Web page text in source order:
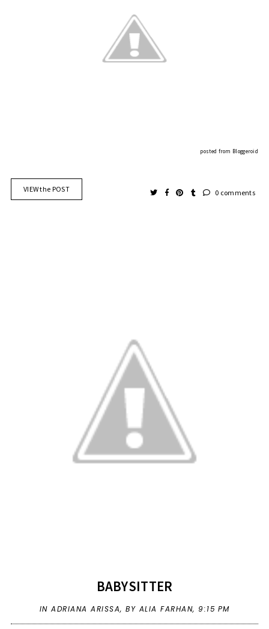
posted from Bloggeroid
VIEW the POST 0 comments
BABYSITTER
IN ADRIANA ARISSA, BY ALIA FARHAN, 9:15 PM